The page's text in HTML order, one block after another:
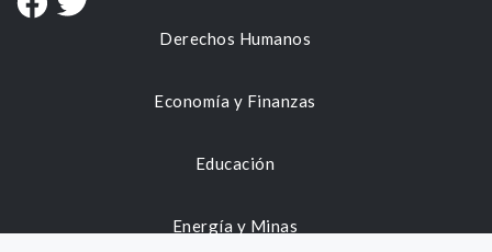
Derechos Humanos
Economía y Finanzas
Educación
Energía y Minas